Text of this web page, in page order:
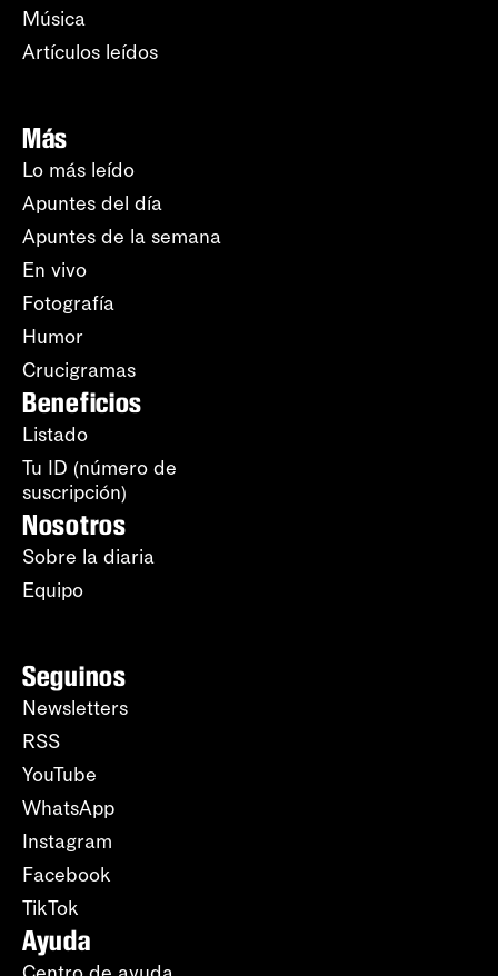
Música
Artículos leídos
Más
Lo más leído
Apuntes del día
Apuntes de la semana
En vivo
Fotografía
Humor
Crucigramas
Beneficios
Listado
Tu ID (número de
suscripción)
Nosotros
Sobre la diaria
Equipo
Seguinos
Newsletters
RSS
YouTube
WhatsApp
Instagram
Facebook
TikTok
Ayuda